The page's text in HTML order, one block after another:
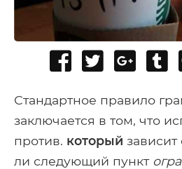
Share
Facebook
Tweet
Share
Стандартное правило
заключается в том, что
против. который зависит
ли следующий пункт